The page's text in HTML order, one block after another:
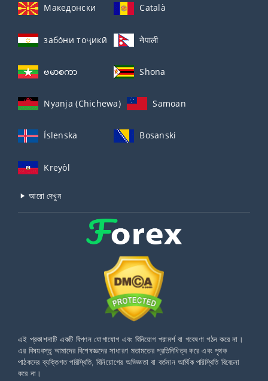
Македонски Català
забо́ни тоҷикӣ́ नेपाली
ဗမာစကာ Shona
Nyanja (Chichewa) Samoan
Íslenska Bosanski
Kreyòl
আরো দেখুন
এই প্রকাশনাটি একটি বিপণন যোগাযোগ এবং বিনিয়োগ পরামর্শ বা গবেষণা গঠন করে না।
এর বিষয়বস্তু আমাদের বিশেষজ্ঞদের সাধারণ মতামতের প্রতিনিধিত্ব করে এবং পৃথক
পাঠকদের ব্যক্তিগত পরিস্থিতি, বিনিয়োগের অভিজ্ঞতা বা বর্তমান আর্থিক পরিস্থিতি বিবেচনা
করে না।